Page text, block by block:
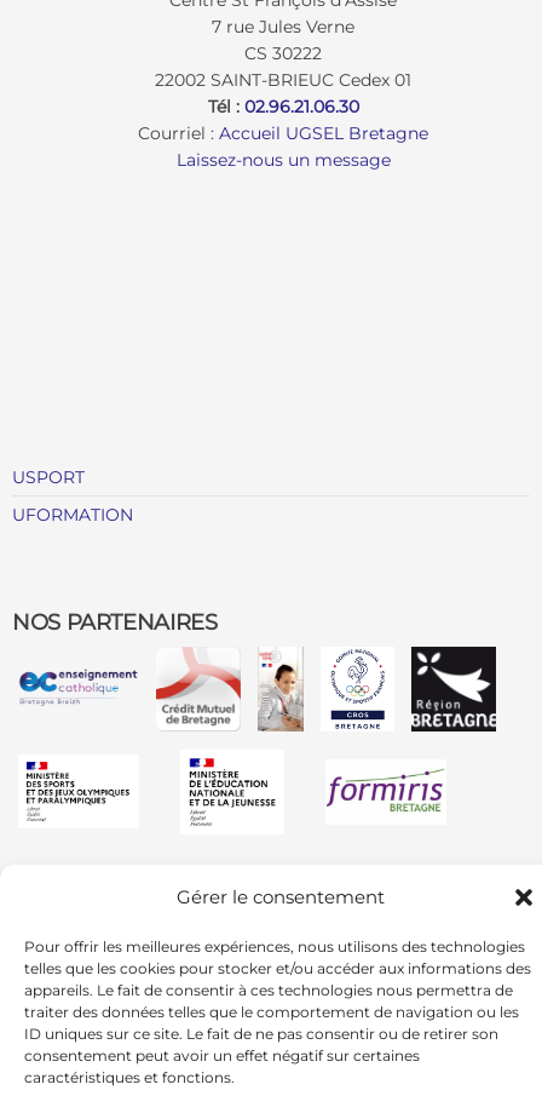
Gérer le consentement
Pour offrir les meilleures expériences, nous utilisons des technologies
telles que les cookies pour stocker et/ou accéder aux informations des
appareils. Le fait de consentir à ces technologies nous permettra de
traiter des données telles que le comportement de navigation ou les
ID uniques sur ce site. Le fait de ne pas consentir ou de retirer son
consentement peut avoir un effet négatif sur certaines
caractéristiques et fonctions.
7 rue Jules Verne
CS 30222
22002 SAINT-BRIEUC Cedex 01
Tél : 02.96.21.06.30
Courriel : Accueil UGSEL Bretagne
Laissez-nous un message
USPORT
UFORMATION
NOS PARTENAIRES